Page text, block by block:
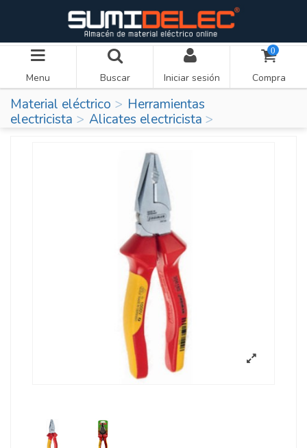
Menu Buscar Iniciar sesión
0
Compra
Material eléctrico
Herramientas
electricista
Alicates electricista